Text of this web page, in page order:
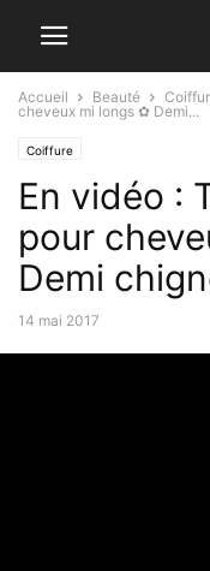
Accueil Beauté
cheveux mi longs ✿ Demi...
Coiffure
En vidéo :
pour
Demi
14 mai 2017